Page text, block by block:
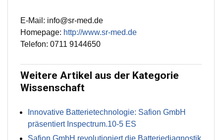
E-Mail: info@sr-med.de
Homepage: http://www.sr-med.de
Telefon: 0711 9144650
Weitere Artikel aus der Kategorie
Wissenschaft
Innovative Batterietechnologie: Safion GmbH
präsentiert Inspectrum.10-5 ES